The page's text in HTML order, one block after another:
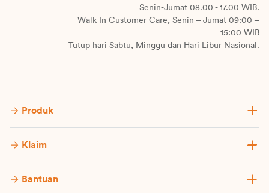
Senin-Jumat 08.00 - 17.00 WIB.
Walk In Customer Care, Senin – Jumat 09:00 –
15:00 WIB
Tutup hari Sabtu, Minggu dan Hari Libur Nasional.
Produk
Klaim
Bantuan